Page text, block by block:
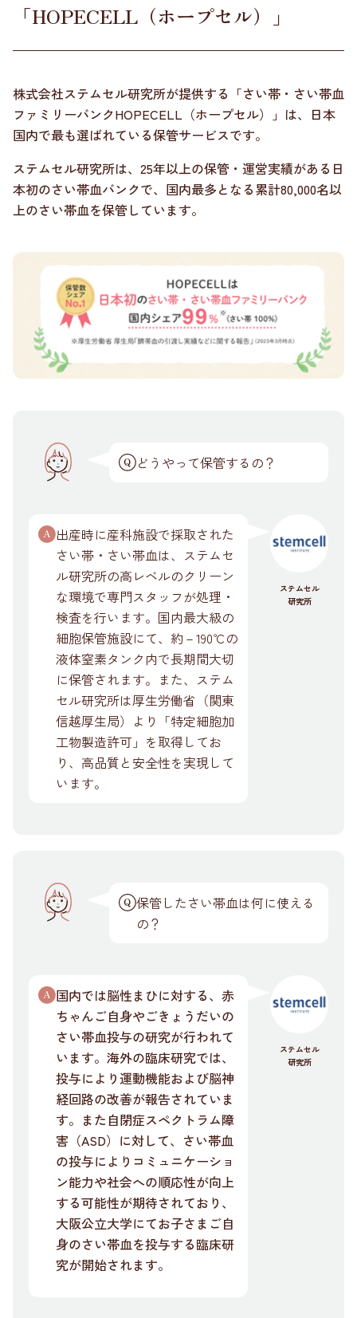
「HOPECELL（ホープセル）」
株式会社ステムセル研究所が提供する「さい帯・さい帯血
ファミリーバンクHOPECELL（ホープセル）」は、日本
国内で最も選ばれている保管サービスです。
ステムセル研究所は、25年以上の保管・運営実績がある日
本初のさい帯血バンクで、国内最多となる累計80,000名以
上のさい帯血を保管しています。
どうやって保管するの？
ステムセル
研究所
出産時に産科施設で採取された
さい帯・さい帯血は、ステムセ
ル研究所の高レベルのクリーン
な環境で専門スタッフが処理・
検査を行います。国内最大級の
細胞保管施設にて、約－190℃の
液体窒素タンク内で長期間大切
に保管されます。また、ステム
セル研究所は厚生労働省（関東
信越厚生局）より「特定細胞加
工物製造許可」を取得してお
り、高品質と安全性を実現して
います。
保管したさい帯血は何に使える
の？
ステムセル
研究所
国内では脳性まひに対する、赤
ちゃんご自身やごきょうだいの
さい帯血投与の研究が行われて
います。海外の臨床研究では、
投与により運動機能および脳神
経回路の改善が報告されていま
す。また自閉症スペクトラム障
害（ASD）に対して、さい帯血
の投与によりコミュニケーショ
ン能力や社会への順応性が向上
する可能性が期待されており、
大阪公立大学にてお子さまご自
身のさい帯血を投与する臨床研
究が開始されます。